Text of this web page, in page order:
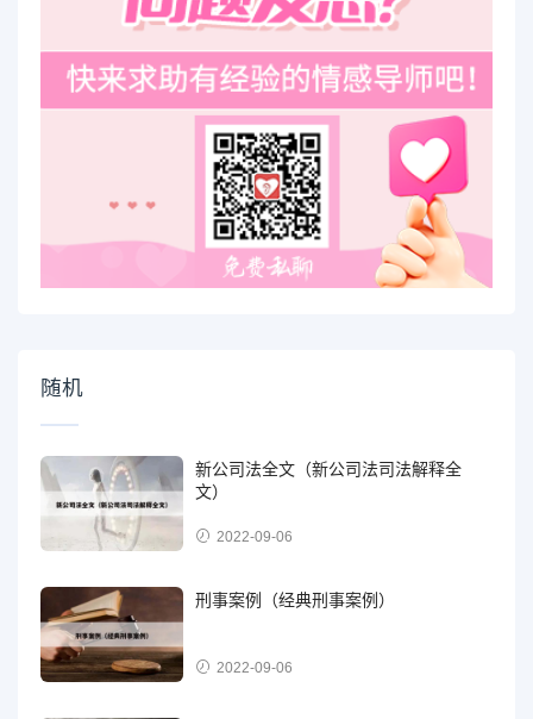
随机
新公司法全文（新公司法司法解释全
文）
2022-09-06
刑事案例（经典刑事案例）
2022-09-06